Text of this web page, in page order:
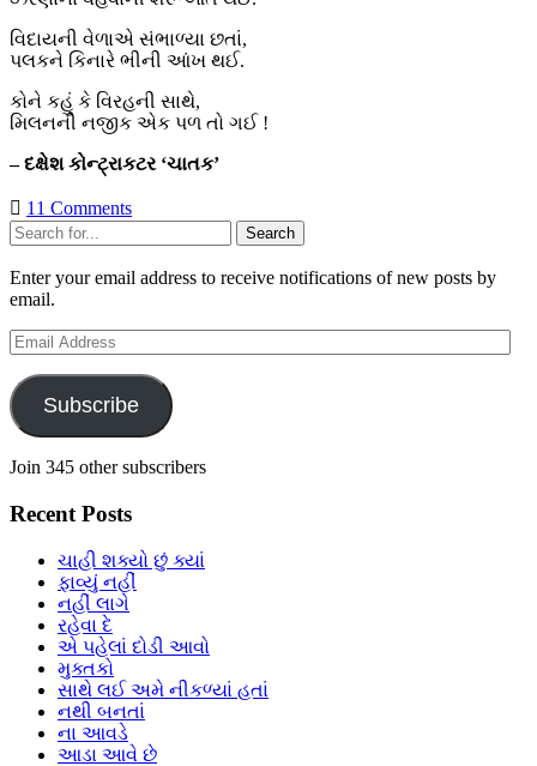
વિદાયની વેળાએ સંભાળ્યા છતાં,
પલકને કિનારે ભીની આંખ થઈ.
કોને કહું કે વિરહની સાથે,
મિલનની નજીક એક પળ તો ગઈ !
– દક્ષેશ કોન્ટ્રાકટર ‘ચાતક’
11 Comments
Sidebar
Search
Enter your email address to receive notifications of new posts by
email.
Email
Address
Subscribe
Join 345 other subscribers
Recent Posts
ચાહી શક્યો છું ક્યાં
ફાવ્યું નહીં
નહીં લાગે
રહેવા દે
એ પહેલાં દોડી આવો
મુક્તકો
સાથે લઈ અમે નીકળ્યાં હતાં
નથી બનતાં
ના આવડે
આડા આવે છે